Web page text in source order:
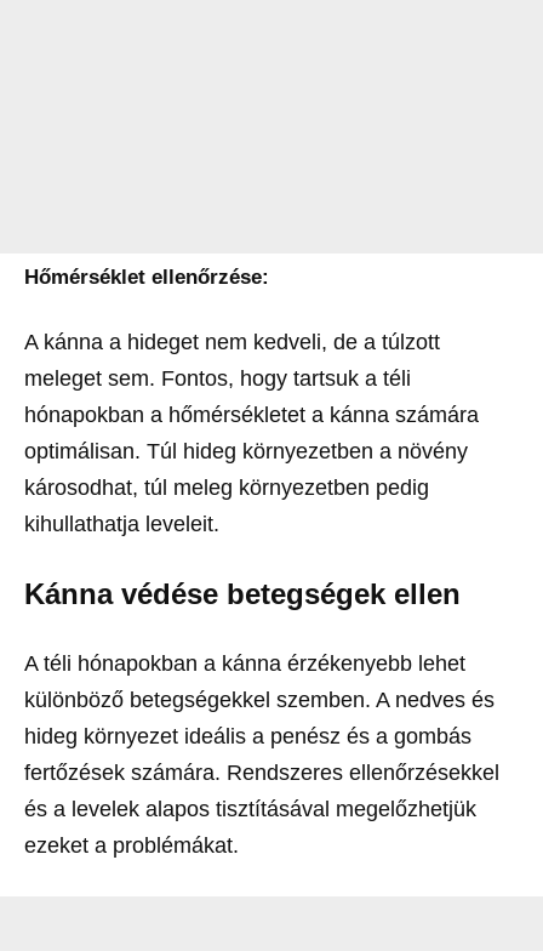
Hőmérséklet ellenőrzése:
A kánna a hideget nem kedveli, de a túlzott
meleget sem. Fontos, hogy tartsuk a téli
hónapokban a hőmérsékletet a kánna számára
optimálisan. Túl hideg környezetben a növény
károsodhat, túl meleg környezetben pedig
kihullathatja leveleit.
Kánna védése betegségek ellen
A téli hónapokban a kánna érzékenyebb lehet
különböző betegségekkel szemben. A nedves és
hideg környezet ideális a penész és a gombás
fertőzések számára. Rendszeres ellenőrzésekkel
és a levelek alapos tisztításával megelőzhetjük
ezeket a problémákat.